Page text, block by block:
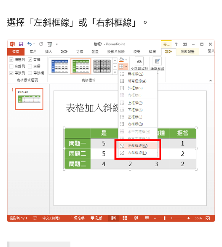
選擇「左斜框線」或「右斜框線」。